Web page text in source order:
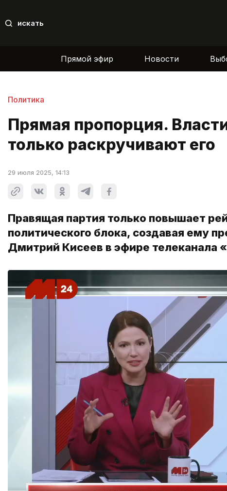
искать
Прямой эфир Новости
Политика
Прямая пропорция.
только раскручивают его
29 июля 2025, 14:13
Правящая партия только повышает
политического блока, создавая ему
Дмитрий Кисеев в эфире телеканала